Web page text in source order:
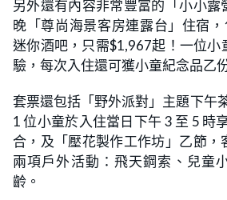
另外還有內容非常豐富的「小小露
晚「尊尚海景客房連露台」住宿
迷你酒吧，只需$1,967起！一位小
驗，每次入住還可獲小童紀念品乙
套票還包括「野外派對」主題下午
1 位小童於入住當日下午 3 至 5 時
合，及「壓花製作工作坊」乙節，
兩項戶外活動：飛天鋼索、兒童
齡。